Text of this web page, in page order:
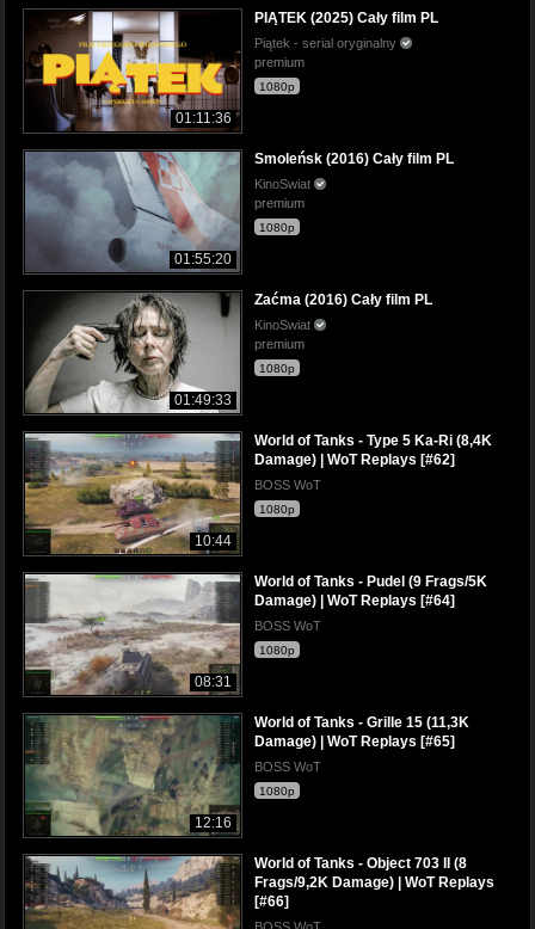
01:11:36
PIĄTEK (2025) Cały film PL
Piątek - serial oryginalny
premium
1080p
01:55:20
Smoleńsk (2016) Cały film PL
KinoSwiat
premium
1080p
01:49:33
Zaćma (2016) Cały film PL
KinoSwiat
premium
1080p
10:44
World of Tanks - Type 5 Ka-Ri (8,4K
Damage) | WoT Replays [#62]
BOSS WoT
1080p
08:31
World of Tanks - Pudel (9 Frags/5K
Damage) | WoT Replays [#64]
BOSS WoT
1080p
12:16
World of Tanks - Grille 15 (11,3K
Damage) | WoT Replays [#65]
BOSS WoT
1080p
World of Tanks - Object 703 II (8
Frags/9,2K Damage) | WoT Replays
[#66]